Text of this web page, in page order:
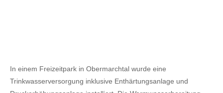
In einem Freizeitpark in Obermarchtal wurde eine
Trinkwasserversorgung inklusive Enthärtungsanlage und